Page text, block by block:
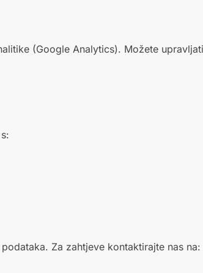
(Google Analytics). Možete
Za zahtjeve kontaktirajte nas na: